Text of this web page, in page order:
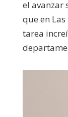
el avanzar
que en
tarea